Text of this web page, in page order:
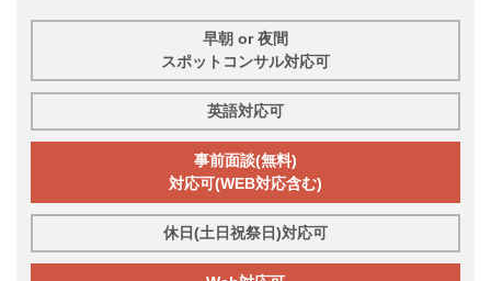
早朝 or 夜間
スポットコンサル対応可
英語対応可
事前面談(無料)
対応可(WEB対応含む)
休日(土日祝祭日)対応可